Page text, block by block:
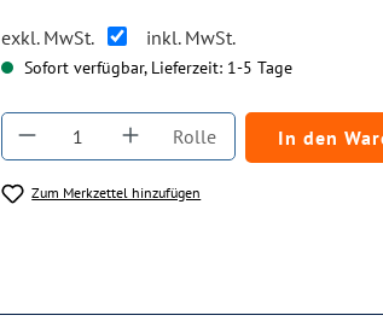
exkl. MwSt. inkl. MwSt.
Sofort verfügbar, Lieferzeit: 1-5 Tage
Produkt Anzahl: Gib den
Rolle In den
Zum Merkzettel hinzufügen